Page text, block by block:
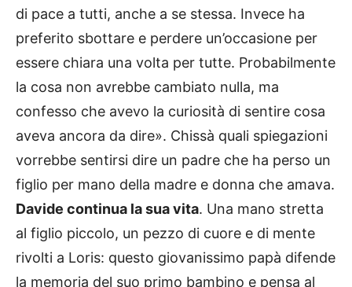
di pace a tutti, anche a se stessa. Invece ha
preferito sbottare e perdere un’occasione per
essere chiara una volta per tutte. Probabilmente
la cosa non avrebbe cambiato nulla, ma
confesso che avevo la curiosità di sentire cosa
aveva ancora da dire». Chissà quali spiegazioni
vorrebbe sentirsi dire un padre che ha perso un
figlio per mano della madre e donna che amava.
Davide continua la sua vita. Una mano stretta
al figlio piccolo, un pezzo di cuore e di mente
rivolti a Loris: questo giovanissimo papà difende
la memoria del suo primo bambino e pensa al